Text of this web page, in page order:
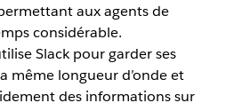
aux agents de
considérable.
Slack pour garder ses
même longueur d’onde et
des informations sur